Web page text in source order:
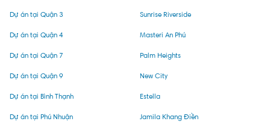
Dự án tại Quận 3
Dự án tại Quận 4
Dự án tại Quận 7
Dự án tại Quận 9
Dự án tại Bình Thạnh
Dự án tại Phú Nhuận
Sunrise Riverside
Masteri An Phú
Palm Heights
New City
Estella
Jamila Khang Điền